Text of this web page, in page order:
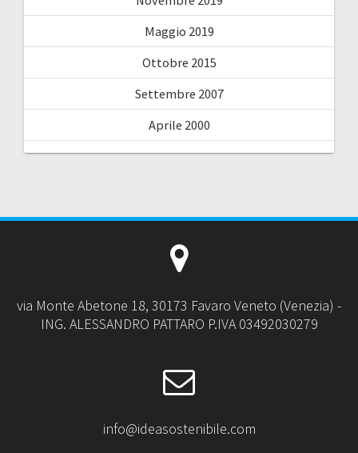
Maggio 2019
Ottobre 2015
Settembre 2007
Aprile 2000
via Monte Abetone 18, 30173 Favaro Veneto (Venezia) -
ING. ALESSANDRO PATTARO P.IVA 03492030279
info@ideasostenibile.com